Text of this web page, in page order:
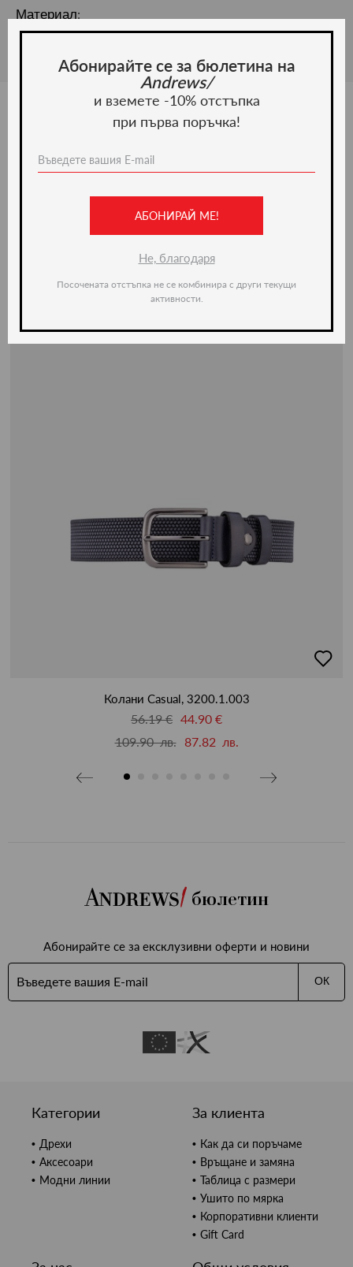
Материал:
Ние препоръчваме
в
Колани Casual, 3200.1.003
56.19 € 44.90 €
109.90 лв.
87.82 лв.
бюлетин
Абонирайте се за ексклузивни оферти и новини
ОК
Категории
Дрехи
Аксесоари
Модни линии
За клиента
Как да си поръчаме
Връщане и замяна
Таблица с размери
Ушито по мярка
Корпоративни клиенти
Gift Card
Абонирайте се за бюлетина на
Andrews/
и вземете -10% отстъпка
при първа поръчка!
АБОНИРАЙ МЕ!
Не, благодаря
Посочената отстъпка не се комбинира с други текущи
активности.